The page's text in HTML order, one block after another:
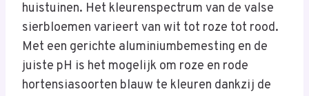
huistuinen. Het kleurenspectrum van de valse
sierbloemen varieert van wit tot roze tot rood.
Met een gerichte aluminiumbemesting en de
juiste pH is het mogelijk om roze en rode
hortensiasoorten blauw te kleuren dankzij de